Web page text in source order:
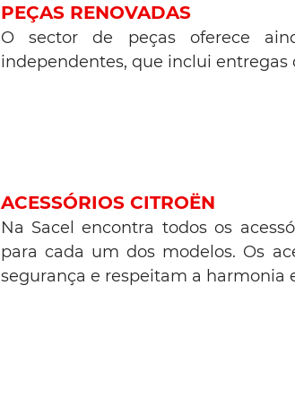
PEÇAS RENOVADAS
O sector de peças oferece
independentes, que inclui entregas
ACESSÓRIOS CITROËN
Na Sacel encontra todos os
para cada um dos modelos. Os
segurança e respeitam a harmonia